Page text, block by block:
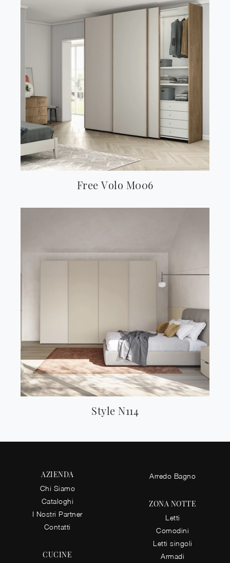
Free Volo M006
Style N114
AZIENDA
Chi Siamo
Cataloghi
I Nostri Partner
Contatti
CUCINE
Arredo Bagno
ZONA NOTTE
Letti
Comodini
Letti singoli
Armadi